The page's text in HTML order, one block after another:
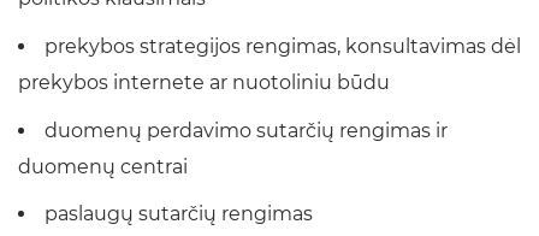
prekybos strategijos rengimas, konsultavimas dėl
prekybos internete ar nuotoliniu būdu
duomenų perdavimo sutarčių rengimas ir
duomenų centrai
paslaugų sutarčių rengimas